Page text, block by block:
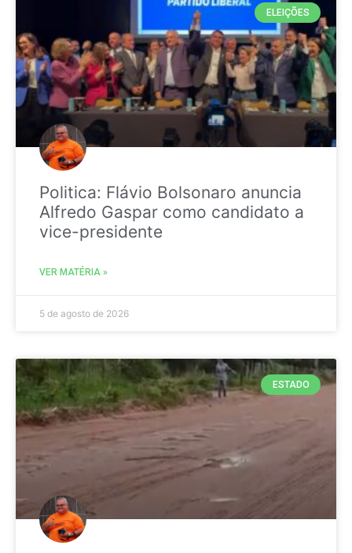
ELEIÇÕES
Politica: Flávio Bolsonaro anuncia
Alfredo Gaspar como candidato a
vice-presidente
VER MATÉRIA »
5 de agosto de 2026
ESTADO